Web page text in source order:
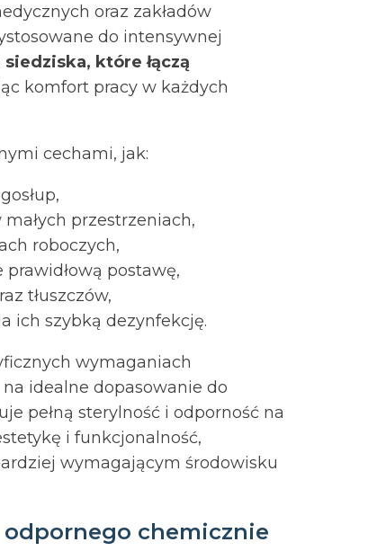
oraz zakładów
do intensywnej
które łączą
komfort pracy w każdych
cechami, jak:
przestrzeniach,
roboczych,
postawę,
tłuszczów,
ich szybką dezynfekcję.
wymaganiach
idealne dopasowanie do
pełną sterylność i odporność na
i funkcjonalność,
wymagającym środowisku
chemicznie